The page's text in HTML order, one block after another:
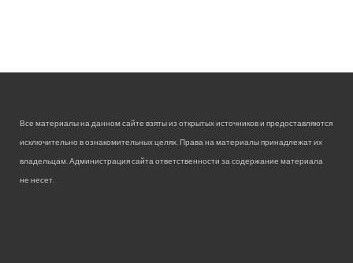
Все материалы на данном сайте взяты из открытых источников и предоставляются
исключительно в ознакомительных целях. Права на материалы принадлежат их
владельцам. Администрация сайта ответственности за содержание материала
не несет.